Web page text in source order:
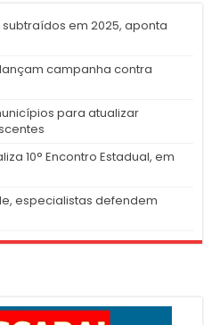
em 2025, aponta
campanha contra
para atualizar
10° Encontro Estadual, em
especialistas defendem